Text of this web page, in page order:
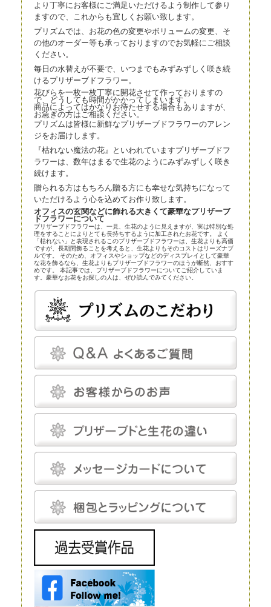
より丁寧にお客様にご満足いただけるよう制作して参り
ますので、これからも宜しくお願い致します。
プリズムでは、お花の色の変更やボリュームの変更、そ
の他のオーダー等も承っておりますのでお気軽にご相談
ください。
毎日の水替えが不要で、いつまでもみずみずしく咲き続
けるプリザーブドフラワー。
花びらを一枚一枚丁寧に開花させて作っておりますの
で、どうしても時間がかかってしまいます。
商品によってはかなりお待たせする場合もありますが、
お急ぎの方はご相談ください。
プリズムは皆様に新鮮なプリザーブドフラワーのアレン
ジをお届けします。
『枯れない魔法の花』といわれていますプリザーブドフ
ラワーは、数年はまるで生花のようにみずみずしく咲き
続けます。
贈られる方はもちろん贈る方にも幸せな気持ちになって
いただけるよう心を込めてお作り致します。
オフィスの玄関などに飾れる大きくて豪華なプリザーブ
ドフラワーについて
プリザーブドフラワーは、一見、生花のように見えますが、実は特別な処
理をすることによりとても長持ちするように加工されたお花です。 よく
「枯れない」と表現されるこのプリザーブドフラワーは、生花よりも高価
ですが、長期間飾ることを考えると、生花よりもそのコストはリーズナブ
ルです。 そのため、オフィスやショップなどのディスプレイとして豪華
な花を飾るなら、生花よりもプリザーブドフラワーのほうが断然、おすす
めです。 本記事では、プリザーブドフラワーについてご紹介していま
す。豪華なお花をお探しの人は、ぜひ読んでみてください。
プリザーブドフラワーとほかの花の比較
プリザーブドフラワーは、近年、生花店の店頭にも並べられているので、
よく知らなくても目にしている人は多いかもしれません。まずはプリザー
ブドフラワーとほかの花とを比較してみましょう。
プリザーブドフラワー
プリザーブドフラワーは、一見、生花のように見える、人工的に加工され
ための作業も施されます。
プリザーブドフラワーは染色も可能です。そのため、生花にはありえない
るのですが、メンテナンスフリーというわけではありません。
温度と湿度に対してはデリケートで、これらについてはしっかり管理しな
いと、ヒビや色あせなどの発生を招きます。しかし、エアコンをつけっぱ
なしにして完全管理する必要はなく、気にしてあげる程度で十分です。
プリザーブドフラワーにとって最適な温度は18～25℃程度、湿度は30～
50％程度です。プリザーブドフラワーは基本的に「花」を加工したもの
で、茎は後付けになります。そのため、小さなお供え花から豪華なディス
プレイまで、さまざまな用途で使えます。
生花
ザーブドフラワーと比較するとなると「切り花」になるでしょう。生花の
魅力は、やはりその生命感です。
元々、寿命が短いということもあり、一生懸命手をかけても、多くの場
合、1～2週間で寿命を迎えてしまうことは生花の宿命ではありますが、
飾ることを考えるとデメリットだといえるでしょう。 生花は豪華なディ
スプレイとして使われることもありますが、お花の種類によってはとても
高価で、また、当然ながら長期間飾ることはできません。
造花は、実在するお花をモチーフにして作られる人工的なお花です。人工
ブドフラワーが原材料に生花を使うのに対し、造花は化学繊維やワイヤー
などを使いますので、まったく性質が異なります。
インテリアやフラワーアレンジメントにもよく利用されており、高いクオ
リティを持つ造花は、値段も高い代わりに驚くほど繊細です。それでも、
ルックスや質感については、やはりほかの花と比較するものではありませ
ん。 もちろん、何も手をかけなくても美しさを保ってくれるということ